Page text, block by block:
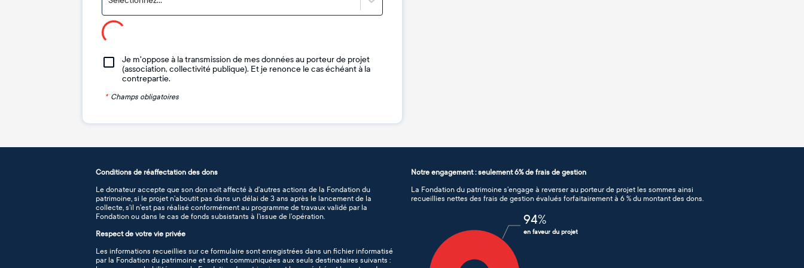
Je m'oppose à la transmission de mes données au porteur de projet
(association, collectivité publique). Et je renonce le cas échéant à la
contrepartie.
* Champs obligatoires
Conditions de réaffectation des dons
Le donateur accepte que son don soit affecté à d’autres actions de la Fondation du
patrimoine, si le projet n’aboutit pas dans un délai de 3 ans après le lancement de la
collecte, s’il n’est pas réalisé conformément au programme de travaux validé par la
Fondation ou dans le cas de fonds subsistants à l’issue de l’opération.
Respect de votre vie privée
Les informations recueillies sur ce formulaire sont enregistrées dans un fichier informatisé
par la Fondation du patrimoine et seront communiquées aux seuls destinataires suivants :
Notre engagement : seulement 6% de frais de gestion
La Fondation du patrimoine s’engage à reverser au porteur de projet les sommes ainsi
recueillies nettes des frais de gestion évalués forfaitairement à 6 % du montant des dons.
94%
en faveur du projet